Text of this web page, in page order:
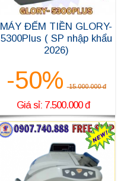
MÁY ĐẾM TIỀN GLORY-
5300Plus ( SP nhập khẩu
2026)
-50% 15.000.000 đ
Giá sỉ: 7.500.000 đ